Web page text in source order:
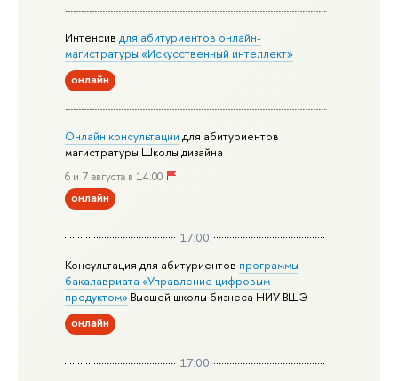
Интенсивдля абитуриентов онлайн-
магистратуры «Искусственный интеллект»
онлайн
Онлайн консультации для абитуриентов
магистратуры Школы дизайна
6 и 7 августа в 14:00
онлайн
17:00
Консультация для абитуриентов программы
бакалавриата «Управление цифровым
продуктом» Высшей школы бизнеса НИУ ВШЭ
онлайн
17:00